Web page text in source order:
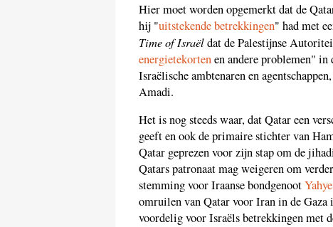
Hier moet worden opgemerkt dat de
hij "uitstekende betrekkingen" had met
Time of Israëldat de Palestijnse
energietekortenen andere problemen" in
Israëlische ambtenaren en
Amadi.
Het is nog steeds waar, dat Qatar een
geeft en ook de primaire stichter van
Qatar geprezen voor zijn stap om de
Qatars patronaat mag weigeren om
stemming voor Iraanse bondgenoot
omruilen van Qatar voor Iran in de
voordelig voor Israëls betrekkingen met